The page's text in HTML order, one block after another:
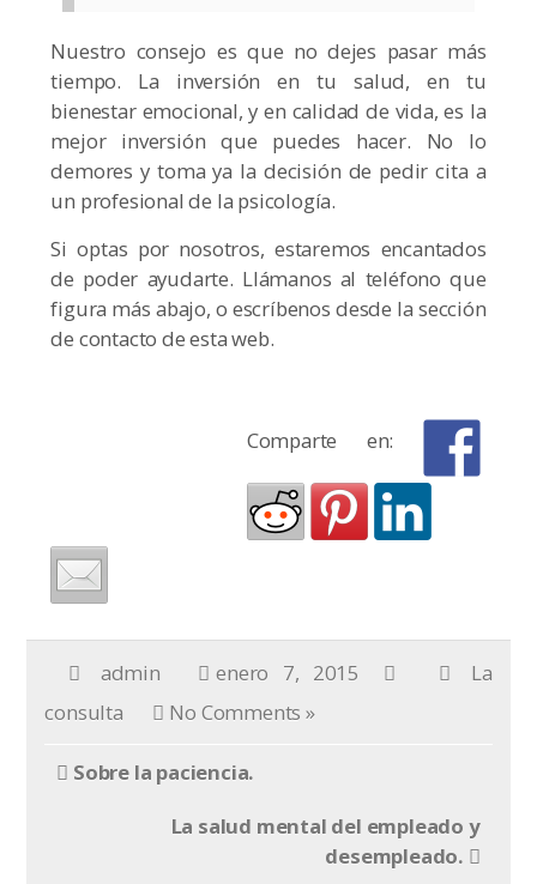
Nuestro consejo es que no dejes pasar más
tiempo. La inversión en tu salud, en tu
bienestar emocional, y en calidad de vida, es la
mejor inversión que puedes hacer. No lo
demores y toma ya la decisión de pedir cita a
un profesional de la psicología.
Si optas por nosotros, estaremos encantados
de poder ayudarte. Llámanos al teléfono que
figura más abajo, o escríbenos desde la sección
de contacto de esta web.
Comparte en:
admin enero 7, 2015
La
consulta
No Comments »
Sobre la paciencia.
La salud mental del empleado y
desempleado.